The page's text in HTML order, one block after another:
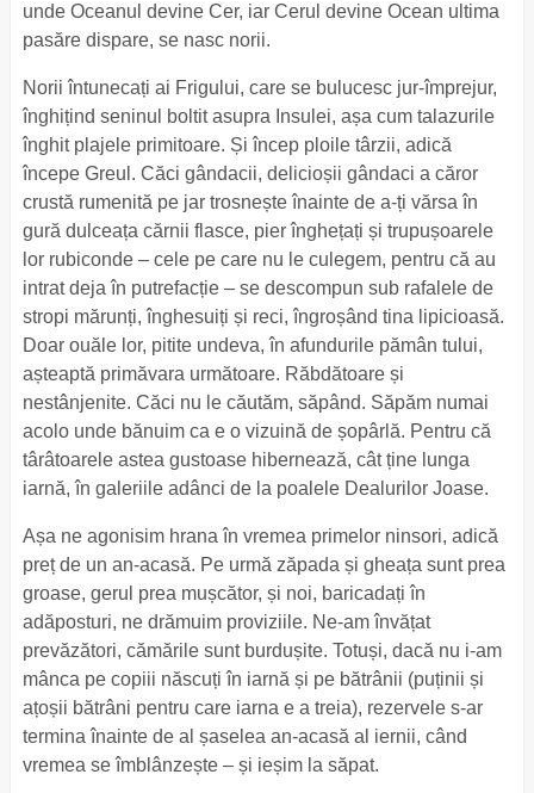
unde Oceanul devine Cer, iar Cerul devine Ocean ultima
pasăre dispare, se nasc norii.
Norii întunecați ai Frigului, care se bulucesc jur-împrejur,
înghițind seninul boltit asupra Insulei, așa cum talazurile
înghit plajele primitoare. Și încep ploile târzii, adică
începe Greul. Căci gândacii, delicioșii gândaci a căror
crustă rumenită pe jar trosnește înainte de a-ți vărsa în
gură dulceața cărnii flasce, pier înghețați și trupușoarele
lor rubiconde – cele pe care nu le culegem, pentru că au
intrat deja în putrefacție – se descompun sub rafalele de
stropi mărunți, înghesuiți și reci, îngroșând tina lipicioasă.
Doar ouăle lor, pitite undeva, în afundurile pămân tului,
așteaptă primăvara următoare. Răbdătoare și
nestânjenite. Căci nu le căutăm, săpând. Săpăm numai
acolo unde bănuim ca e o vizuină de șopârlă. Pentru că
târâtoarele astea gustoase hibernează, cât ține lunga
iarnă, în galeriile adânci de la poalele Dealurilor Joase.
Așa ne agonisim hrana în vremea primelor ninsori, adică
preț de un an-acasă. Pe urmă zăpada și gheața sunt prea
groase, gerul prea mușcător, și noi, baricadați în
adăposturi, ne drămuim proviziile. Ne-am învățat
prevăzători, cămările sunt burdușite. Totuși, dacă nu i-am
mânca pe copiii născuți în iarnă și pe bătrânii (puținii și
ațoșii bătrâni pentru care iarna e a treia), rezervele s-ar
termina înainte de al șaselea an-acasă al iernii, când
vremea se îmblânzește – și ieșim la săpat.